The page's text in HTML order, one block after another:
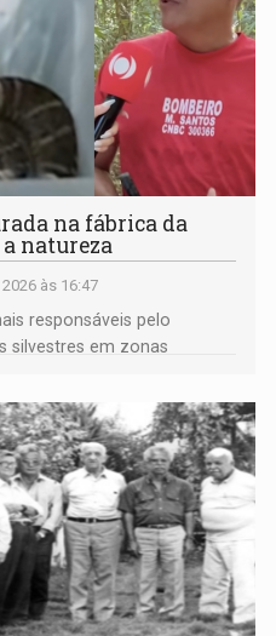
na fábrica da
natureza
às 16:47
responsáveis pelo
silvestres em zonas